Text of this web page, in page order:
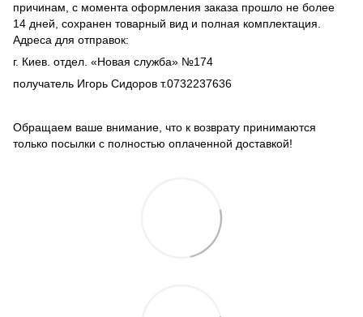
причинам, с момента оформления заказа прошло не более
14 дней, сохранен товарный вид и полная комплектация.
Адреса для отправок:
г. Киев. отдел. «Новая служба» №174
получатель Игорь Сидоров т.0732237636
Обращаем ваше внимание, что к возврату принимаются
только посылки с полностью оплаченной доставкой!